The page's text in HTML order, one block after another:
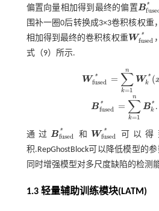
偏置向量相加得到最终的偏置B*
fuse
Bfuse
围补一圈0后转换成3×3卷积核权重
相加得到最终的卷积核权重W *
fused
Wfused *
式（9） 所示.
W *
fused = ∑
k=1
n
W *
k (
Wfused =∑ k= n Wk* (x
B *
fused = ∑
k=1
n
B*
k
Bfused =∑ k= nBk*.
通过B *
fused
Bfused 和 W *
fused
Wfused
可以得
积.RepGhostBlock可以降低模型的
同时增强模型对多尺度缺陷的检测
1.3 轻量辅助训练模块(LATM)